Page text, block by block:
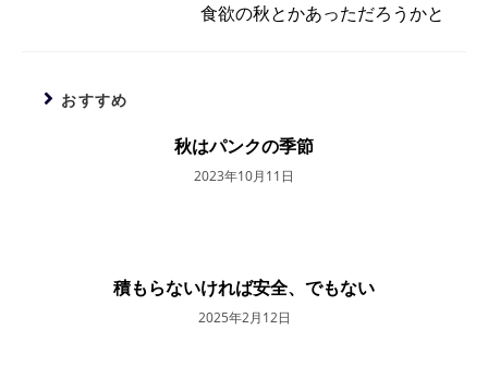
む
食欲の秋とかあっただろうかと
おすすめ
秋はパンクの季節
2023年10月11日
積もらないければ安全、でもない
2025年2月12日